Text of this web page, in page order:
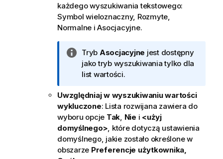
każdego wyszukiwania tekstowego:
Symbol wieloznaczny, Rozmyte,
Normalne iAsocjacyjne.
I
n
f
r
m
a
c
j
a
Tryb Asocjacyjne jest dostępny
jako tryb wyszukiwania tylko dla
list wartości.
Uwzględniaj w wyszukiwaniu wartości
wykluczone: Lista rozwijana zawiera do
wyboru opcje Tak, Nie i <użyj
domyślnego>, które dotyczą ustawienia
domyślnego, jakie zostało określone w
obszarze Preferencje użytkownika,